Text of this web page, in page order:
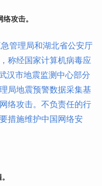
攻击。
管理局和湖北省公安厅
称经国家计算机病毒应
汉市地震监测中心部分
局地震预警数据采集基
网络攻击。不负责任的行
措施维护中国网络安